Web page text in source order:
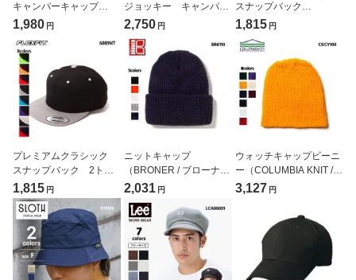
キャンパーキャップ
（FLEXFIT/フレックスフ
1,980 円
ジョッキー キャンパー
キャップ（FLEXFIT/フレ
[FL7005WP]
2,750 円
スナップバック
（FLEXFIT/フレックスフ
1,815 円
プレミアムクラシック
スナップバック 2トー
ン（FLEXFIT/フレックス
フィット）[6089MT]
1,815 円
ニットキャップ
（BRONER / ブローナ
ー）[BR6110]
2,031 円
ウォッチキャップビーニ
ー（COLUMBIA KNIT /コ
ロンビアニット）
3,127 円